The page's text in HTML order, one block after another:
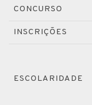
CONCURSO
INSCRIÇÕES
ESCOLARIDADE